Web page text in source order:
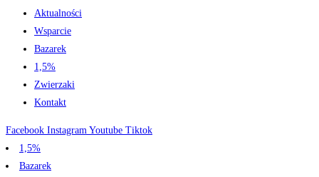
Aktualności
Wsparcie
Bazarek
1,5%
Zwierzaki
Kontakt
Facebook Instagram Youtube Tiktok
1,5%
Bazarek